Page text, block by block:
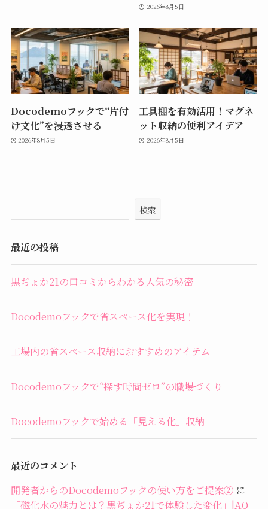
2026年8月5日
Docodemoフックで“片付
け文化”を浸透させる
2026年8月5日
工具棚を有効活用！マグネ
ット収納の便利アイデア
2026年8月5日
検索
最近の投稿
黒ぢょか21の口コミからわかる人気の秘密
Docodemoフックで省スペース化を実現！
工場内の省スペース収納におすすめのアイテム
Docodemoフックで“探す時間ゼロ”の職場づくり
Docodemoフックで始める「見える化」収納
最近のコメント
開発者からのDocodemoフックの使い方をご提案②に
「磁化水の魅力とは？黒ぢょか21で体験した変化」|AQ